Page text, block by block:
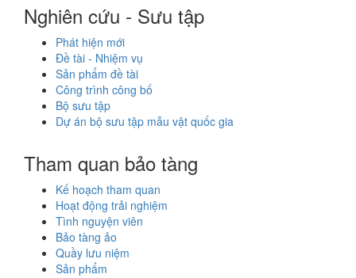
Nghiên cứu - Sưu tập
Phát hiện mới
Đề tài - Nhiệm vụ
Sản phẩm đề tài
Công trình công bố
Bộ sưu tập
Dự án bộ sưu tập mẫu vật quốc gia
Tham quan bảo tàng
Kế hoạch tham quan
Hoạt động trải nghiệm
Tình nguyện viên
Bảo tàng ảo
Quầy lưu niệm
Sản phẩm